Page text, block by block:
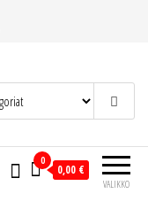
VALIKKO
0
0,00 €